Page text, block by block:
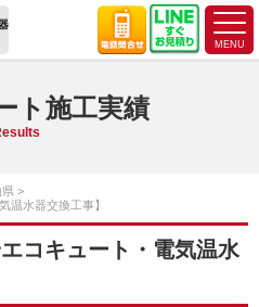
ト施工実績
温水器交換工事】
コキュート・電気温水